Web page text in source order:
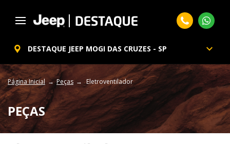
DESTAQUE JEEP MOGI DAS CRUZES - SP
Página Inicial Peças Eletroventilador
PEÇAS